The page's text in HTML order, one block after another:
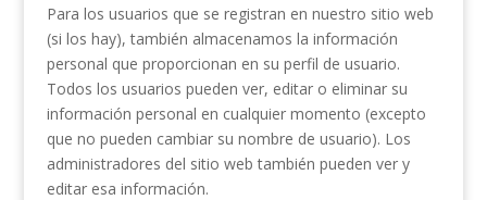
Para los usuarios que se registran en nuestro sitio web
(si los hay), también almacenamos la información
personal que proporcionan en su perfil de usuario.
Todos los usuarios pueden ver, editar o eliminar su
información personal en cualquier momento (excepto
que no pueden cambiar su nombre de usuario). Los
administradores del sitio web también pueden ver y
editar esa información.